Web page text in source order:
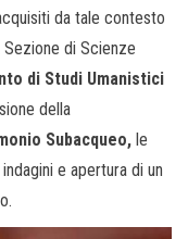
da tale contesto
di Scienze
di Studi Umanistici
della
Subacqueo, le
e apertura di un